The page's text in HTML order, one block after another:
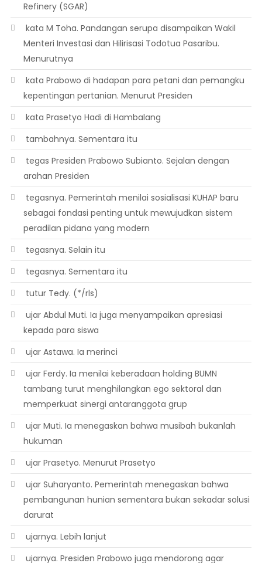
Refinery (SGAR)
 kata M Toha. Pandangan serupa disampaikan Wakil
Menteri Investasi dan Hilirisasi Todotua Pasaribu.
Menurutnya
 kata Prabowo di hadapan para petani dan pemangku
kepentingan pertanian. Menurut Presiden
 kata Prasetyo Hadi di Hambalang
 tambahnya. Sementara itu
 tegas Presiden Prabowo Subianto. Sejalan dengan
arahan Presiden
 tegasnya. Pemerintah menilai sosialisasi KUHAP baru
sebagai fondasi penting untuk mewujudkan sistem
peradilan pidana yang modern
 tegasnya. Selain itu
 tegasnya. Sementara itu
 tutur Tedy. (*/rls)
 ujar Abdul Muti. Ia juga menyampaikan apresiasi
kepada para siswa
 ujar Astawa. Ia merinci
 ujar Ferdy. Ia menilai keberadaan holding BUMN
tambang turut menghilangkan ego sektoral dan
memperkuat sinergi antaranggota grup
 ujar Muti. Ia menegaskan bahwa musibah bukanlah
hukuman
 ujar Prasetyo. Menurut Prasetyo
 ujar Suharyanto. Pemerintah menegaskan bahwa
pembangunan hunian sementara bukan sekadar solusi
darurat
 ujarnya. Lebih lanjut
 ujarnya. Presiden Prabowo juga mendorong agar